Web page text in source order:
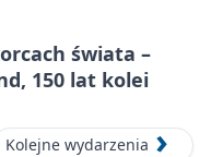
świata –
150 lat kolei
Kolejne wydarzenia